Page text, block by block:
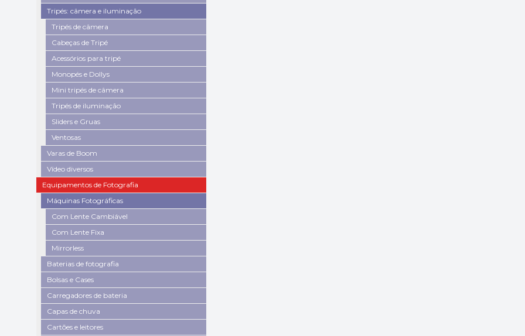
Tripés: câmera e iluminação
Tripés de câmera
Cabeças de Tripé
Acessórios para tripé
Monopés e Dollys
Mini tripés de câmera
Tripés de iluminação
Sliders e Gruas
Ventosas
Varas de Boom
Vídeo diversos
Equipamentos de Fotografia
Máquinas Fotográficas
Com Lente Cambiável
Com Lente Fixa
Mirrorless
Baterias de fotografia
Bolsas e Cases
Carregadores de bateria
Capas de chuva
Cartões e leitores